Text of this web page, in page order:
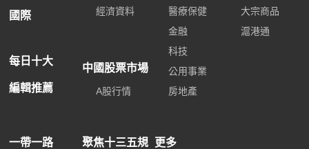
國際
每日十大
編輯推薦
經濟資料
中國股票市場
A股行情
醫療保健
金融
科技
公用事業
房地產
大宗商品
滬港通
一帶一路
聚焦十三五規
更多